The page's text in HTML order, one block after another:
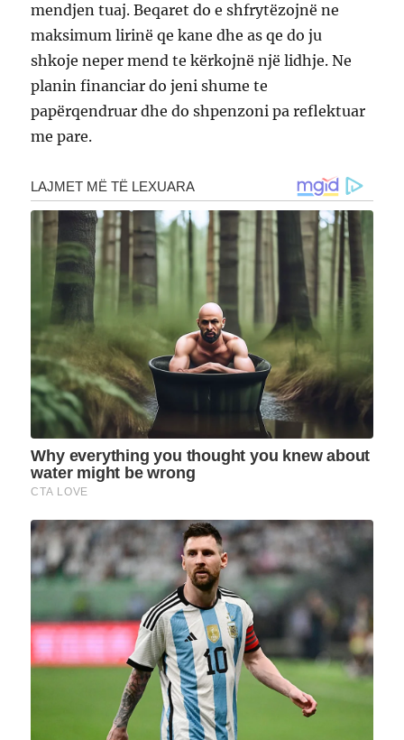
mendjen tuaj. Beqaret do e shfrytëzojnë ne
maksimum lirinë qe kane dhe as qe do ju
shkoje neper mend te kërkojnë një lidhje. Ne
planin financiar do jeni shume te
papërqendruar dhe do shpenzoni pa reflektuar
me pare.